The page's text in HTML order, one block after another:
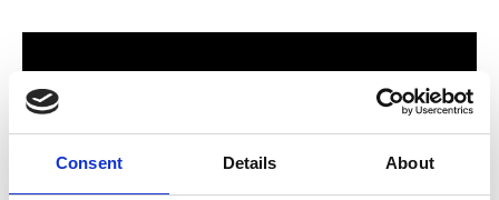
Consent Details About